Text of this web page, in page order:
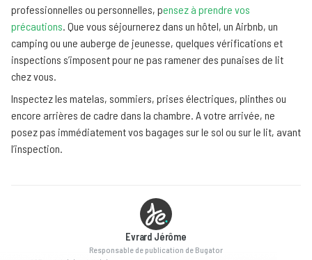
professionnelles ou personnelles, pensez à prendre vos
précautions. Que vous séjournerez dans un hôtel, un Airbnb, un
camping ou une auberge de jeunesse, quelques vérifications et
inspections s’imposent pour ne pas ramener des punaises de lit
chez vous.
Inspectez les matelas, sommiers, prises électriques, plinthes ou
encore arrières de cadre dans la chambre. A votre arrivée, ne
posez pas immédiatement vos bagages sur le sol ou sur le lit, avant
l’inspection.
Evrard Jérôme
Responsable de publication de Bugator